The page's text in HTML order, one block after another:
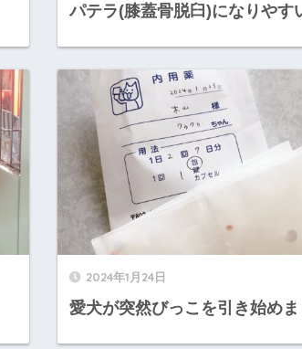
パテラ(膝蓋骨脱臼)になりやす
2024年1月24日
愛犬が突然びっこを引き始め